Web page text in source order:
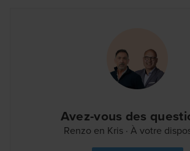
Avez-vous des
Renzo en Kris · À votre